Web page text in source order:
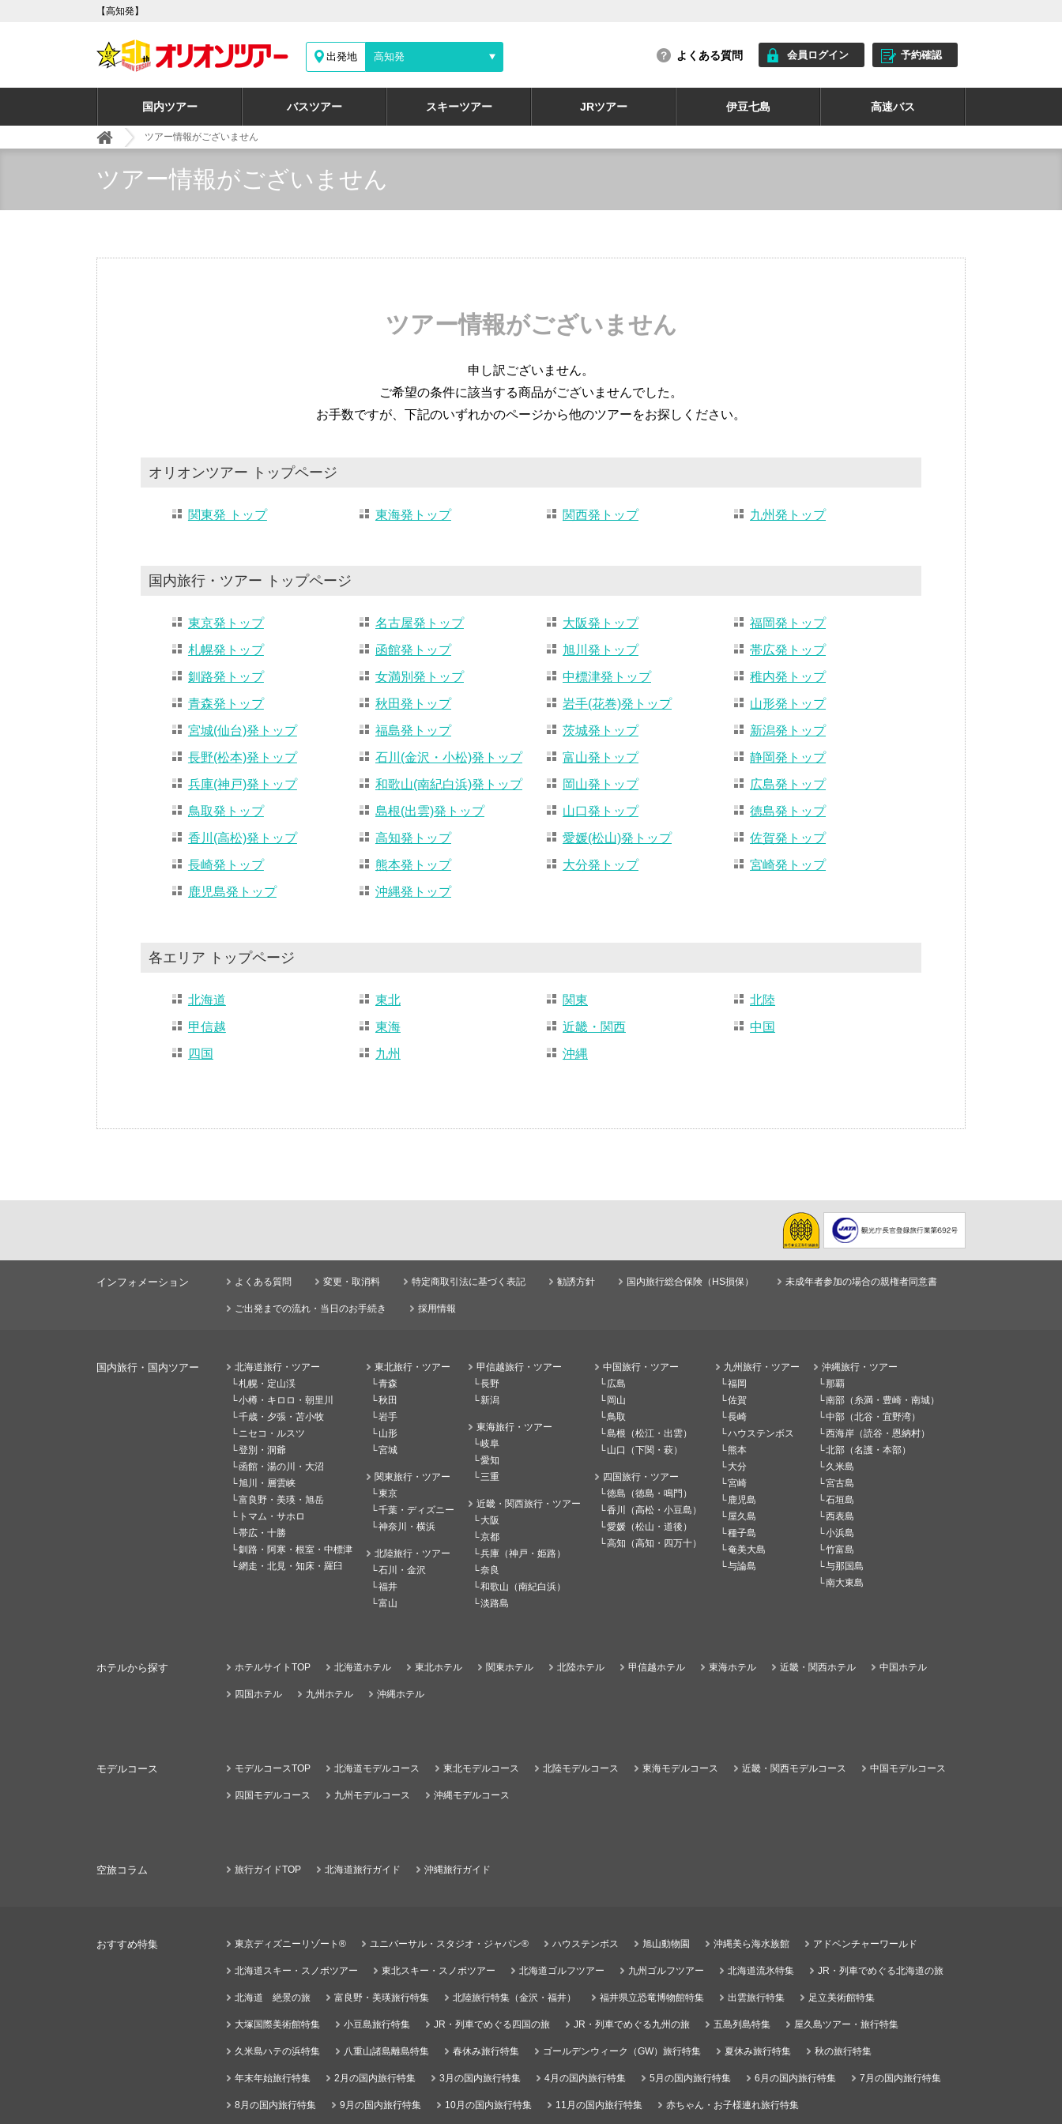
【高知発】
出発地 高知発 よくある質問 会員ログイン 予約確認
国内ツアー バスツアー スキーツアー JRツアー 伊豆七島 高速バス
ツアー情報がございません
ツアー情報がございません
ツアー情報がございません
申し訳ございません。
ご希望の条件に該当する商品がございませんでした。
お手数ですが、下記のいずれかのページから他のツアーをお探しください。
オリオンツアー トップページ
関東発 トップ 東海発トップ 関西発トップ 九州発トップ
国内旅行・ツアー トップページ
東京発トップ 名古屋発トップ 大阪発トップ
福岡発トップ
札幌発トップ
函館発トップ 旭川発トップ
帯広発トップ
釧路発トップ
女満別発トップ 中標津発トップ
稚内発トップ
青森発トップ
秋田発トップ 岩手(花巻)発トップ
山形発トップ
宮城(仙台)発トップ
福島発トップ 茨城発トップ
新潟発トップ
長野(松本)発トップ
石川(金沢・小松)発トップ 富山発トップ
静岡発トップ
兵庫(神戸)発トップ
和歌山(南紀白浜)発トップ 岡山発トップ
広島発トップ
鳥取発トップ
島根(出雲)発トップ 山口発トップ
徳島発トップ
香川(高松)発トップ
高知発トップ 愛媛(松山)発トップ
佐賀発トップ
長崎発トップ
熊本発トップ 大分発トップ
宮崎発トップ
鹿児島発トップ
沖縄発トップ
各エリア トップページ
北海道 東北 関東
北陸
甲信越
東海 近畿・関西
中国
四国
九州 沖縄
インフォメーション よくある質問 変更・取消料 特定商取引法に基づく表記 勧誘方針 国内旅行総合保険（HS損保） 未成年者参加の場合の親権者同意書
ご出発までの流れ・当日のお手続き 採用情報
国内旅行・国内ツアー
北海道旅行・ツアー
札幌・定山渓
小樽・キロロ・朝里川
千歳・夕張・苫小牧
ニセコ・ルスツ
登別・洞爺
函館・湯の川・大沼
旭川・層雲峡
富良野・美瑛・旭岳
トマム・サホロ
帯広・十勝
釧路・阿寒・根室・中標津
網走・北見・知床・羅臼
東北旅行・ツアー
青森
秋田
岩手
山形
宮城
関東旅行・ツアー
東京
千葉・ディズニー
神奈川・横浜
北陸旅行・ツアー
石川・金沢
福井
富山
甲信越旅行・ツアー
長野
新潟
東海旅行・ツアー
岐阜
愛知
三重
近畿・関西旅行・ツアー
大阪
京都
兵庫（神戸・姫路）
奈良
和歌山（南紀白浜）
淡路島
中国旅行・ツアー
広島
岡山
鳥取
島根（松江・出雲）
山口（下関・萩）
四国旅行・ツアー
徳島（徳島・鳴門）
香川（高松・小豆島）
愛媛（松山・道後）
高知（高知・四万十）
九州旅行・ツアー
福岡
佐賀
長崎
ハウステンボス
熊本
大分
宮崎
鹿児島
屋久島
種子島
奄美大島
与論島
沖縄旅行・ツアー
那覇
南部（糸満・豊崎・南城）
中部（北谷・宜野湾）
西海岸（読谷・恩納村）
北部（名護・本部）
久米島
宮古島
石垣島
西表島
小浜島
竹富島
与那国島
南大東島
ホテルから探す ホテルサイトTOP 北海道ホテル 東北ホテル 関東ホテル 北陸ホテル 甲信越ホテル 東海ホテル 近畿・関西ホテル 中国ホテル
四国ホテル 九州ホテル 沖縄ホテル
モデルコース モデルコースTOP 北海道モデルコース 東北モデルコース 北陸モデルコース 東海モデルコース 近畿・関西モデルコース 中国モデルコース
四国モデルコース 九州モデルコース 沖縄モデルコース
空旅コラム 旅行ガイドTOP 北海道旅行ガイド 沖縄旅行ガイド
おすすめ特集 東京ディズニーリゾート® ユニバーサル・スタジオ・ジャパン® ハウステンボス 旭山動物園 沖縄美ら海水族館 アドベンチャーワールド
北海道スキー・スノボツアー 東北スキー・スノボツアー 北海道ゴルフツアー 九州ゴルフツアー 北海道流氷特集 JR・列車でめぐる北海道の旅
北海道 絶景の旅 富良野・美瑛旅行特集 北陸旅行特集（金沢・福井） 福井県立恐竜博物館特集 出雲旅行特集 足立美術館特集
大塚国際美術館特集 小豆島旅行特集 JR・列車でめぐる四国の旅 JR・列車でめぐる九州の旅 五島列島特集 屋久島ツアー・旅行特集
久米島ハテの浜特集 八重山諸島離島特集 春休み旅行特集 ゴールデンウィーク（GW）旅行特集 夏休み旅行特集 秋の旅行特集
年末年始旅行特集 2月の国内旅行特集 3月の国内旅行特集 4月の国内旅行特集 5月の国内旅行特集 6月の国内旅行特集 7月の国内旅行特集
8月の国内旅行特集 9月の国内旅行特集 10月の国内旅行特集 11月の国内旅行特集 赤ちゃん・お子様連れ旅行特集